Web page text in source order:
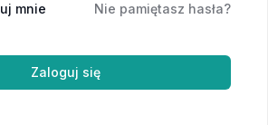
mnie Nie pamiętasz hasła?
Zaloguj się